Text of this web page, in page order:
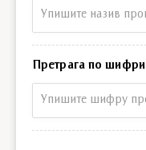
Претрага по називу
Претрага по шифри
Претрага по шифри